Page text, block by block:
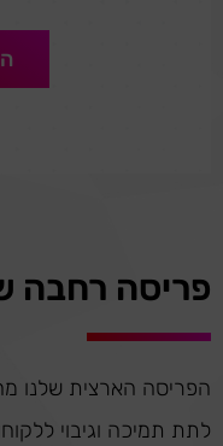
פריסה רחבה
הפריסה הארצית שלנו
לתת תמיכה וגיבוי